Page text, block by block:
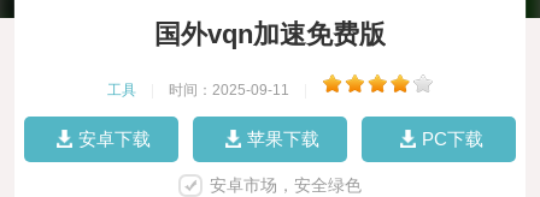
国外vqn加速免费版
工具 时间：2025-09-11
安卓下载 苹果下载 PC下载
安卓市场，安全绿色